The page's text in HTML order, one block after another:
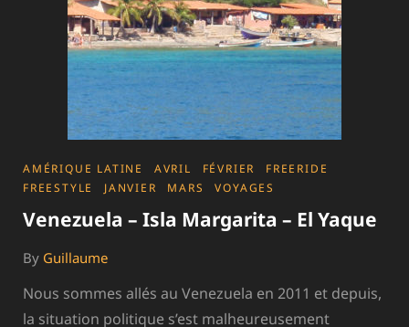
CATEGORIES
AMÉRIQUE LATINE AVRIL FÉVRIER
FREERIDE
FREESTYLE
JANVIER MARS VOYAGES
Venezuela – Isla Margarita – El Yaque
By Guillaume
Nous sommes allés au Venezuela en 2011 et depuis,
la situation politique s’est malheureusement